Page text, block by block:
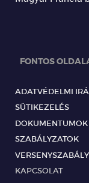
FONTOS
ADATVÉDELMI
SÜTIKEZELÉS
DOKUMENTUMOK
SZABÁLYZATOK
KAPCSOLAT